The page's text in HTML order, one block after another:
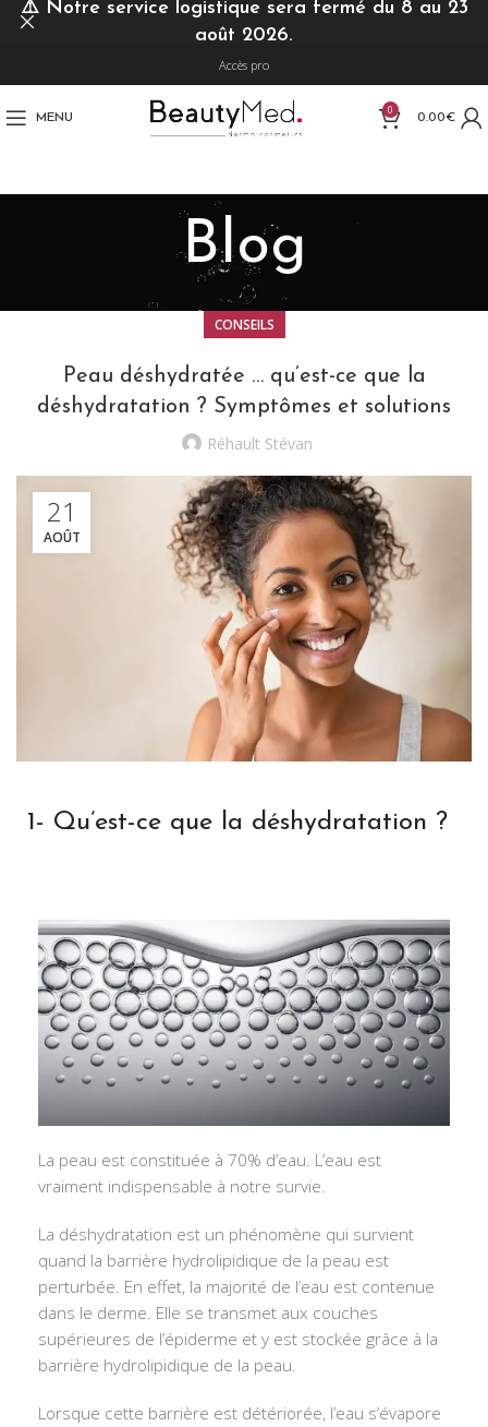
Accès pro
MENU
0
0.00€
Blog
CONSEILS
Peau déshydratée … qu’est-ce que la
déshydratation ? Symptômes et solutions
Réhault Stévan
21
AOÛT
1- Qu’est-ce que la déshydratation ?
La peau est constituée à 70% d’eau. L’eau est
vraiment indispensable à notre survie.
La déshydratation est un phénomène qui survient
quand la barrière hydrolipidique de la peau est
perturbée. En effet, la majorité de l’eau est contenue
dans le derme. Elle se transmet aux couches
supérieures de l’épiderme et y est stockée grâce à la
barrière hydrolipidique de la peau.
Lorsque cette barrière est détériorée, l’eau s’évapore
⚠️ Notre service logistique sera fermé du 8 au 23
août 2026.